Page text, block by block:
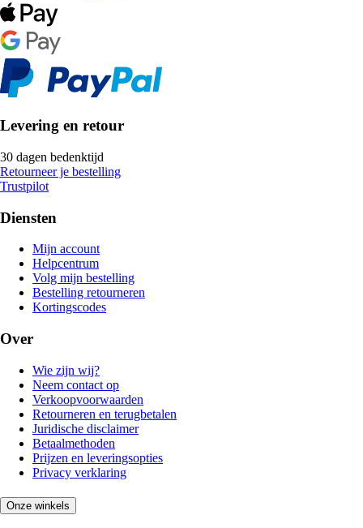
Levering en retour
30 dagen bedenktijd
Retourneer je bestelling
Trustpilot
Diensten
Mijn account
Helpcentrum
Volg mijn bestelling
Bestelling retourneren
Kortingscodes
Over
Wie zijn wij?
Neem contact op
Verkoopvoorwaarden
Retourneren en terugbetalen
Juridische disclaimer
Betaalmethoden
Prijzen en leveringsopties
Privacy verklaring
Onze winkels